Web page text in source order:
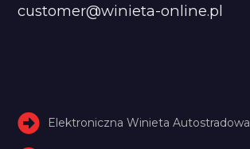
customer@winieta-online.pl
Elektroniczna Winieta Autostradowa